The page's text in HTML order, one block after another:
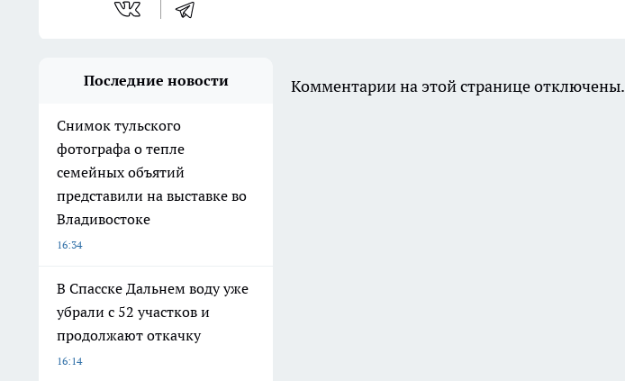
Последние новости
Снимок тульского
фотографа о тепле
семейных объятий
представили на выставке во
Владивостоке
16:34
В Спасске Дальнем воду уже
убрали с 52 участков и
продолжают откачку
16:14
Комментарии на этой странице отключены.